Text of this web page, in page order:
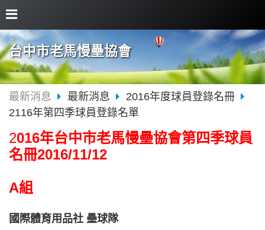
台中市老馬慢壘協會
最新消息 最新消息
2016年度球員登錄名冊
2116年第四季球員登錄名單
2016年台中市老馬慢壘協會第四季球員
名冊2016/11/12
A組
國際體育用品社 壘球隊